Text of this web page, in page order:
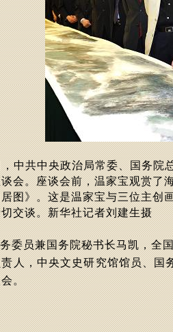
，中共中央政治局常委、国务院
会。座谈会前，温家宝观赏了
图》。这是温家宝与三位主创
交谈。新华社记者刘建生摄
委员兼国务院秘书长马凯，全
人，中央文史研究馆馆员、国
。